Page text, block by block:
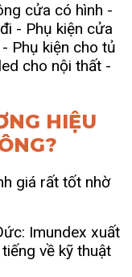
cửa có hình -
- Phụ kiện cửa
- Phụ kiện cho tủ
cho nội thất -
HIỆU
giá rất tốt nhờ
Imundex xuất
về kỹ thuật